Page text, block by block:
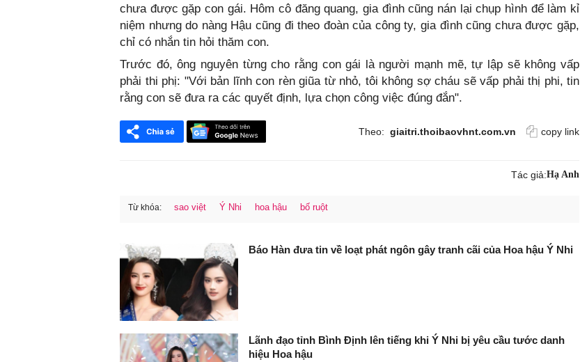
chưa được gặp con gái. Hôm cô đăng quang, gia đình cũng nán lại chụp hình để làm kỉ
niệm nhưng do nàng Hậu cũng đi theo đoàn của công ty, gia đình cũng chưa được gặp,
Trước đó, ông nguyên từng cho rằng con gái là người mạnh mẽ, tự lập sẽ không vấp
phải thi phị: "Với bản lĩnh con rèn giũa từ nhỏ, tôi không sợ cháu sẽ vấp phải thị phi, tin
rằng con sẽ đưa ra các quyết định, lựa chọn công việc đúng đắn".
Theo: giaitri.thoibaovhnt.com.vn copy link
Tác giả:Hạ Anh
Từ khóa: sao việt Ý Nhi hoa hậu bố ruột
Báo Hàn đưa tin về loạt phát ngôn gây tranh cãi của Hoa hậu Ý Nhi
Lãnh đạo tỉnh Bình Định lên tiếng khi Ý Nhi bị yêu cầu tước danh
hiệu Hoa hậu